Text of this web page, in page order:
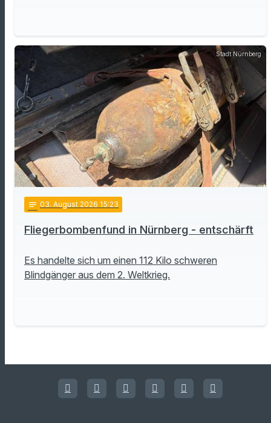
Stadt Nürnberg
notes 03. August 2026 15:23
Fliegerbombenfund in Nürnberg - entschärft
Es handelte sich um einen 112 Kilo schweren
Blindgänger aus dem 2. Weltkrieg.